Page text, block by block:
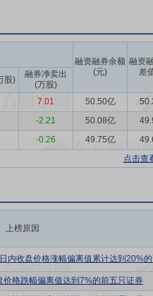
锂电材料业务为核心，以能源金
收利用的新能源一体化产业生态
393.8万吨，同比增长63.0%，三
优异的低温性能与快充能力，在
以及具身智能、无人机、低空经
增长空间。
受印尼配额政策收紧预期影响，
池、合金及电镀等领域需求稳步
崛起，市场对电池能量密度及结
端高度集中。需求端以电池领域
约21.4万吨，同比增长4.4%；
业景气度明显提升。
全球碳酸锂供应量约178万吨，需
融资融券余额
(元)
融资
差
股)
融券净卖出
(万股)
7.01 50.50亿
-2.21 50.08亿
-0.26 49.75亿
点击查
上榜原因
内收盘价格涨幅偏离值累计达到20%
价格跌幅偏离值达到7%的前五只证券